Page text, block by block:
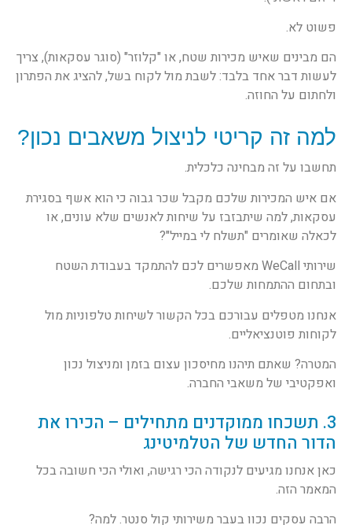
פשוט לא.
הם מבינים שאיש מכירות שטח, או "קלוזר" (סוגר עסקאות), צריך
לעשות דבר אחד בלבד: לשבת מול לקוח בשל, להציג את הפתרון
ולחתום על החוזה.
למה זה קריטי לניצול משאבים נכון?
תחשבו על זה מבחינה כלכלית.
אם איש המכירות שלכם מקבל שכר גבוה כי הוא אשף בסגירת
עסקאות, למה שיתבזבז על שיחות לאנשים שלא עונים, או
לכאלה שאומרים "תשלח לי במייל"?
שירותי WeCall מאפשרים לכם להתמקד בעבודת השטח
ובתחום ההתמחות שלכם.
אנחנו מטפלים עבורכם בכל הקשור לשיחות טלפוניות מול
לקוחות פוטנציאליים.
המטרה? שאתם תיהנו מחיסכון עצום בזמן ומניצול נכון
ואפקטיבי של משאבי החברה.
3. תשכחו ממוקדנים מתחילים – הכירו את
הדור החדש של הטלמיטינג
כאן אנחנו מגיעים לנקודה הכי רגישה, ואולי הכי חשובה בכל
המאמר הזה.
הרבה עסקים נכוו בעבר משירותי קול סנטר. למה?